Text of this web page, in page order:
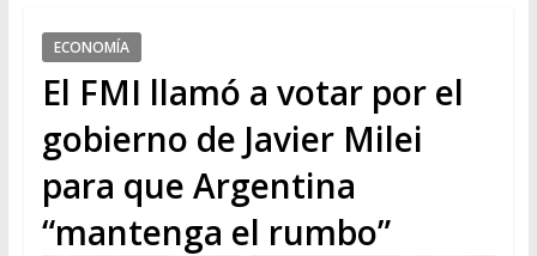
ECONOMÍA
El FMI llamó a votar por el
gobierno de Javier Milei
para que Argentina
“mantenga el rumbo”